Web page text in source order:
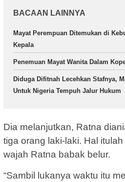
BACAAN LAINNYA
Mayat Perempuan Ditemukan di
Kepala
Penemuan Mayat Wanita Dalam
Diduga Difitnah Lecehkan Stafnya,
Untuk Nigeria Tempuh Jalur Hukum
Dia melanjutkan, Ratna
tiga orang laki-laki. Hal
wajah Ratna babak belur.
“Sambil lukanya waktu itu